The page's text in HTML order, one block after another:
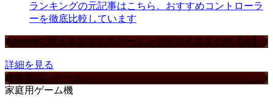
ランキングの元記事はこちら。おすすめコントローラ
ーを徹底比較しています
Amazonで買えるおすすめゲーミングデバイスまとめ【ad】
詳細を見る
攻略取扱いゲーム
家庭用ゲーム機